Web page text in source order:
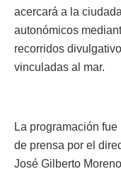
acercará a la
autonómicos
recorridos
vinculadas al mar.
La programación
de prensa por el
José Gilberto